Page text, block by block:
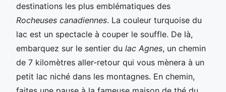
destinations les plus emblématiques des
Rocheuses canadiennes. La couleur turquoise du
lac est un spectacle à couper le souffle. De là,
embarquez sur le sentier du lac Agnes, un chemin
de 7 kilomètres aller-retour qui vous mènera à un
petit lac niché dans les montagnes. En chemin,